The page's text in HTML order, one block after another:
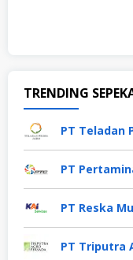
TRENDING
PT Teladan
PT
PT Reska
PT Triputra